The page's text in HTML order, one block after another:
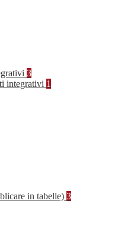
3
integrativi 1
in tabelle) 3